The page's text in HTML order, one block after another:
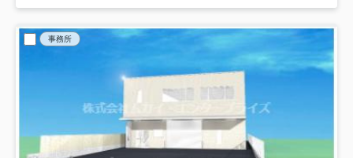
事務所